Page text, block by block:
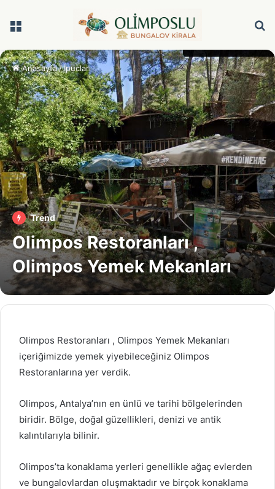
Menü
...
Anasayfa/İpucları
Trend
Olimpos Restoranları ,
Olimpos Yemek Mekanları
Olimpos Restoranları , Olimpos Yemek Mekanları
içeriğimizde yemek yiyebileceğiniz Olimpos
Restoranlarına yer verdik.
Olimpos, Antalya’nın en ünlü ve tarihi bölgelerinden
biridir. Bölge, doğal güzellikleri, denizi ve antik
kalıntılarıyla bilinir.
Olimpos’ta konaklama yerleri genellikle ağaç evlerden
ve bungalovlardan oluşmaktadır ve birçok konaklama